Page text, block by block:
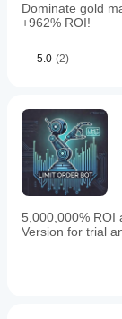
Dominate gold
+962% ROI!
5.0 (2)
5,000,000% ROI
Version for trial